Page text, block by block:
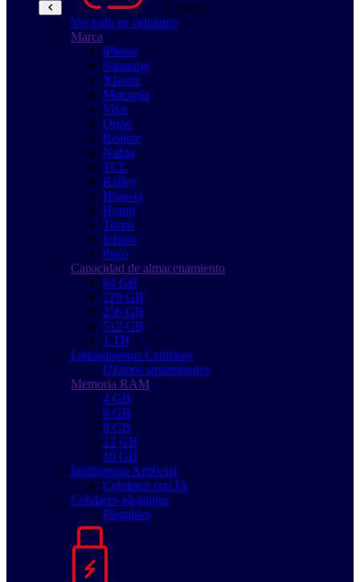
Celulares
Ver todo en celulares
Marca
iPhone
Samsung
Xiaomi
Motorola
Vivo
Oppo
Realme
Nubia
TCL
Kalley
Huawei
Honor
Tecno
Infinix
Poco
Capacidad de almacenamiento
64 GB
128 GB
256 GB
512 GB
1 TB
Lanzamientos Celulares
Últimos smartphones
Memoria RAM
4 GB
6 GB
8 GB
12 GB
16 GB
Inteligencia Artificial
Celulares con IA
Celulares plegables
Plegables